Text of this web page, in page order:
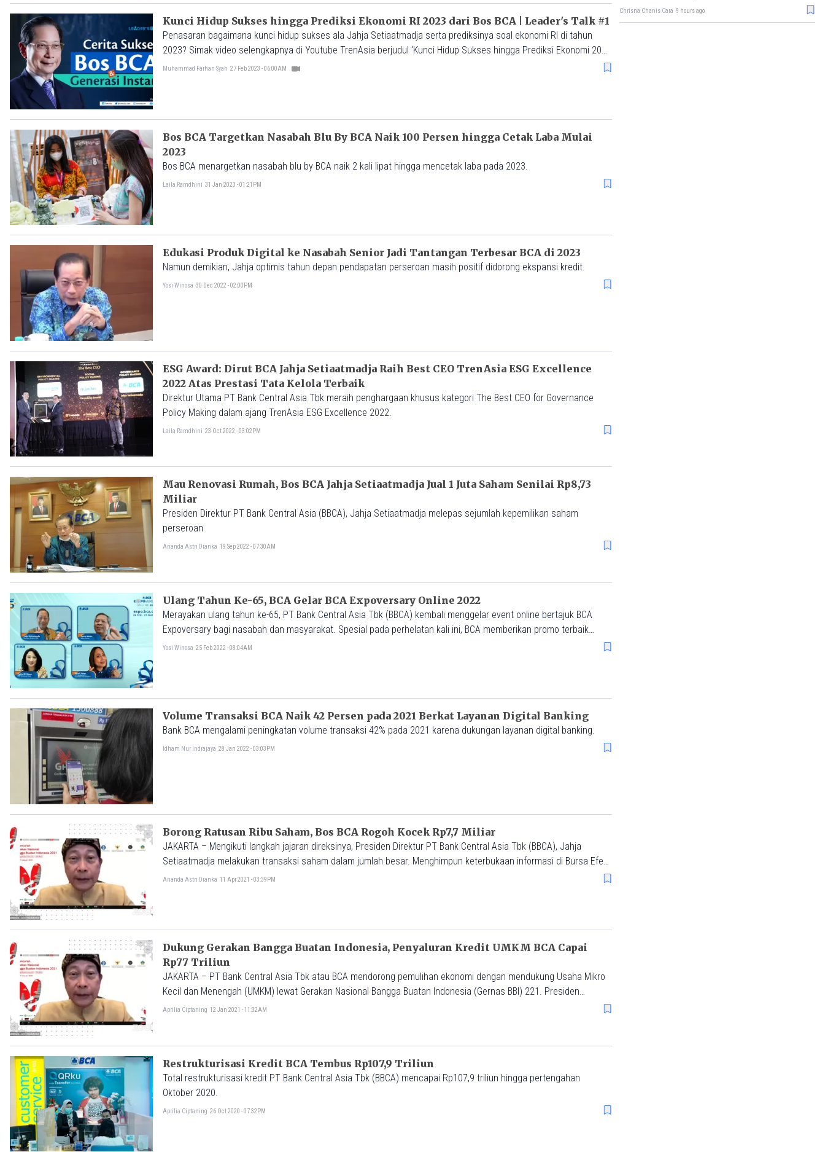
Kunci Hidup Sukses hingga Prediksi Ekonomi RI 2023 dari Bos BCA | Leader's Talk #1
Penasaran bagaimana kunci hidup sukses ala Jahja Setiaatmadja serta prediksinya soal ekonomi RI di tahun
2023? Simak video selengkapnya di Youtube TrenAsia berjudul ‘Kunci Hidup Sukses hingga Prediksi Ekonomi 2023
dari Bos BCA Jahja Setiaatmadja| Leader's Talk #1 ‘.
Muhammad Farhan Syah 27 Feb 2023 - 06:00AM
Bos BCA Targetkan Nasabah Blu By BCA Naik 100 Persen hingga Cetak Laba Mulai
2023
Bos BCA menargetkan nasabah blu by BCA naik 2 kali lipat hingga mencetak laba pada 2023.
Laila Ramdhini 31 Jan 2023 - 01:21PM
Edukasi Produk Digital ke Nasabah Senior Jadi Tantangan Terbesar BCA di 2023
Namun demikian, Jahja optimis tahun depan pendapatan perseroan masih positif didorong ekspansi kredit.
Yosi Winosa 30 Dec 2022 - 02:00PM
ESG Award: Dirut BCA Jahja Setiaatmadja Raih Best CEO TrenAsia ESG Excellence
2022 Atas Prestasi Tata Kelola Terbaik
Direktur Utama PT Bank Central Asia Tbk meraih penghargaan khusus kategori The Best CEO for Governance
Policy Making dalam ajang TrenAsia ESG Excellence 2022.
Laila Ramdhini 23 Oct 2022 - 03:02PM
Mau Renovasi Rumah, Bos BCA Jahja Setiaatmadja Jual 1 Juta Saham Senilai Rp8,73
Miliar
Presiden Direktur PT Bank Central Asia (BBCA), Jahja Setiaatmadja melepas sejumlah kepemilikan saham
perseroan
Ananda Astri Dianka 19 Sep 2022 - 07:30AM
Ulang Tahun Ke-65, BCA Gelar BCA Expoversary Online 2022
Merayakan ulang tahun ke-65, PT Bank Central Asia Tbk (BBCA) kembali menggelar event online bertajuk BCA
Expoversary bagi nasabah dan masyarakat. Spesial pada perhelatan kali ini, BCA memberikan promo terbaik
untuk setiap penawaran atas Kredit Kendaraan Bermotor (KKB), Kredit Pemilikan Rumah (KPR), dan Kredit Sepeda
Yosi Winosa 25 Feb 2022 - 08:04AM
Volume Transaksi BCA Naik 42 Persen pada 2021 Berkat Layanan Digital Banking
Bank BCA mengalami peningkatan volume transaksi 42% pada 2021 karena dukungan layanan digital banking.
Idham Nur Indrajaya 28 Jan 2022 - 03:03PM
Borong Ratusan Ribu Saham, Bos BCA Rogoh Kocek Rp7,7 Miliar
JAKARTA – Mengikuti langkah jajaran direksinya, Presiden Direktur PT Bank Central Asia Tbk (BBCA), Jahja
Setiaatmadja melakukan transaksi saham dalam jumlah besar. Menghimpun keterbukaan informasi di Bursa Efek
Indonesia, Minggu 11 April 2021, Jahja diketahui membeli saham perseroan secara bertahap sebanyak tujuh kali
Ananda Astri Dianka 11 Apr 2021 - 03:39PM
Dukung Gerakan Bangga Buatan Indonesia, Penyaluran Kredit UMKM BCA Capai
Rp77 Triliun
JAKARTA – PT Bank Central Asia Tbk atau BCA mendorong pemulihan ekonomi dengan mendukung Usaha Mikro
Kecil dan Menengah (UMKM) lewat Gerakan Nasional Bangga Buatan Indonesia (Gernas BBI) 221. Presiden
Direktur BCA Jahja Setiaatmadja mengatakan, gerakan tersebut sejalan dengan komitmen perseroan untuk
Aprilia Ciptaning 12 Jan 2021 - 11:32AM
Restrukturisasi Kredit BCA Tembus Rp107,9 Triliun
Total restrukturisasi kredit PT Bank Central Asia Tbk (BBCA) mencapai Rp107,9 triliun hingga pertengahan
Oktober 2020.
Aprilia Ciptaning 26 Oct 2020 - 07:32PM
mobilitas, aktivitas ekonomi, serta nilai
Chrisna Chanis Cara 9 hours ago